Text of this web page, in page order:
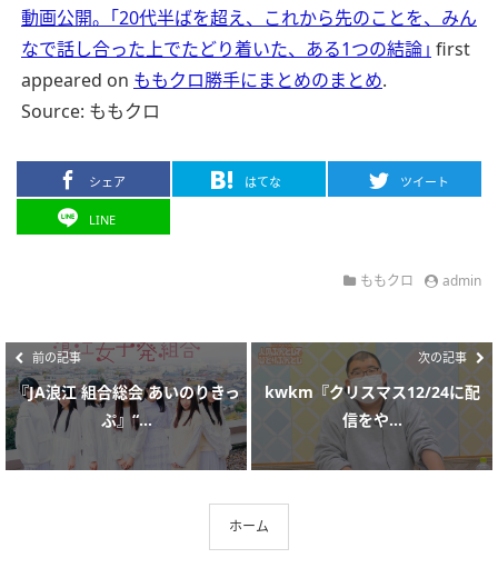
動画公開。｢20代半ばを超え、これから先のことを、みん
なで話し合った上でたどり着いた、ある1つの結論｣ first
appeared on ももクロ勝手にまとめのまとめ.
Source: ももクロ
シェア はてな ツイート
LINE
ももクロ admin
前の記事
『JA浪江 組合総会 あいのりきっ
ぷ』“...
次の記事
kwkm『クリスマス12/24に配
信をや...
ホーム